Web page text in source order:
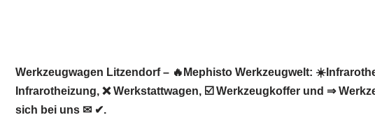
Werkzeugwagen Litzendorf – 🔥Mephisto Werkzeugwelt:
Infrarotheizung, ❌ Werkstattwagen, ☑️ Werkzeugkoffer und ⇒
sich bei uns ✉ ✔.